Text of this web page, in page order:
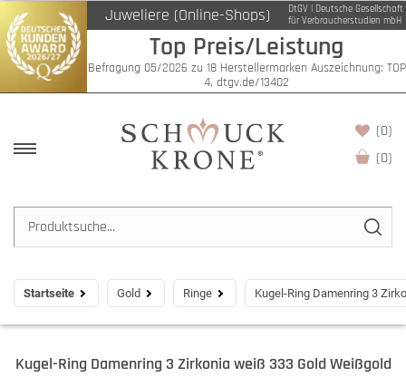
Juweliere (Online-Shops)
DtGV | Deutsche Gesellschaft
für Verbraucherstudien mbH
Top Preis/Leistung
Befragung 05/2026 zu 18 Herstellermarken Auszeichnung: TOP
4, dtgv.de/13402
(0)
(0)
Startseite Gold Ringe Kugel-Ring Damenring 3
Kugel-Ring Damenring 3 Zirkonia weiß 333 Gold Weißgold